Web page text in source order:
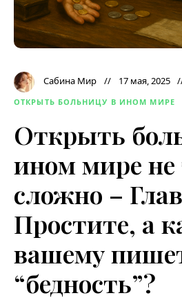
Сабина Мир 17 мая, 2025
ОТКРЫТЬ БОЛЬНИЦУ В ИНОМ МИРЕ
Открыть
ином мире
сложно –
Простите, а
вашему
“бедность”?